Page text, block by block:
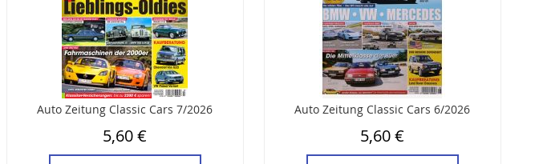
Auto Zeitung Classic Cars 7/2026
5,60 €
Auto Zeitung Classic Cars 6/2026
5,60 €